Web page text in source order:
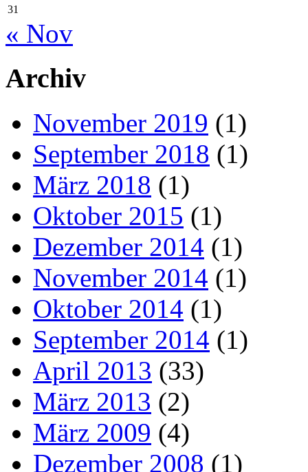
31
« Nov
Archiv
November 2019 (1)
September 2018 (1)
März 2018 (1)
Oktober 2015 (1)
Dezember 2014 (1)
November 2014 (1)
Oktober 2014 (1)
September 2014 (1)
April 2013 (33)
März 2013 (2)
März 2009 (4)
Dezember 2008 (1)